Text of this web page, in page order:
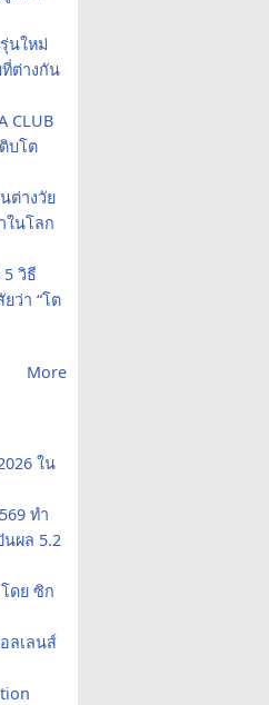
นใหม่
ต่างกัน
CLUB
บโต
ต่างวัย
ในโลก
วิธี
ว่า “โต
More
ใน
ทำ
นผล 5.2
ดย ซิก
ลเลนส์